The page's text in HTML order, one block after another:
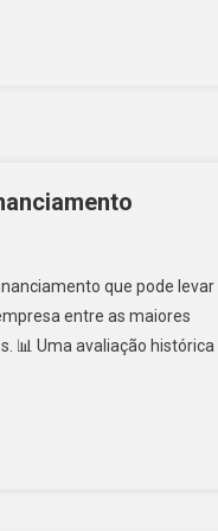
que pode levar
entre as maiores
📊 Uma avaliação histórica